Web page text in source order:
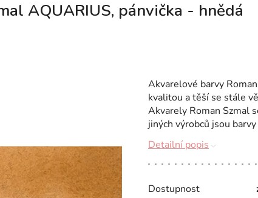
AQUARIUS, pánvička - hnědá
Dostupnost
Akvarelové barvy
kvalitou a těší se stále
Akvarely Roman Szmal
jiných výrobců jsou
Detailní popis